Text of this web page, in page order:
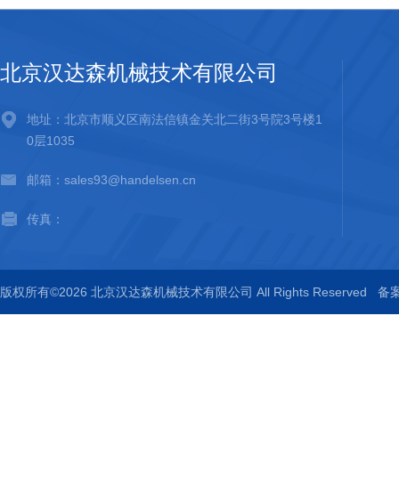
北京汉达森机械技术有限公司
地址：北京市顺义区南法信镇金关北二街3号院3号楼1
0层1035
邮箱：sales93@handelsen.cn
传真：
版权所有©2026 北京汉达森机械技术有限公司 All Rights Reserved 备